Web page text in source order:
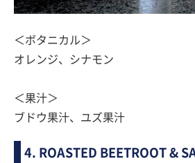
＜ボタニカル＞
オレンジ、シナモン
＜果汁＞
ブドウ果汁、ユズ果汁
4. ROASTED BEETROOT &